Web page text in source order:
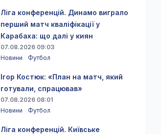
Ліга конференцій. Динамо виграло
перший матч кваліфікації у
Карабаха: що далі у киян
07.08.2026 09:03
Новини
Футбол
Ігор Костюк: «План на матч, який
готували, спрацював»
07.08.2026 08:01
Новини
Футбол
Ліга конференцій. Київське